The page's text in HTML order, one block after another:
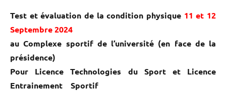
Test et évaluation de la condition physique 11 et 12
Septembre 2024
au Complexe sportif de l’université (en face de la
présidence)
Pour Licence Technologies du Sport et Licence
Entrainement Sportif